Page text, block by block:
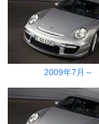
2009年7月～